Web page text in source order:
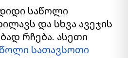
საწოლი
და სხვა ავეჯის
რჩება. ასეთი
სათავსოთი